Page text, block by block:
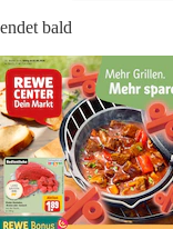
endet bald